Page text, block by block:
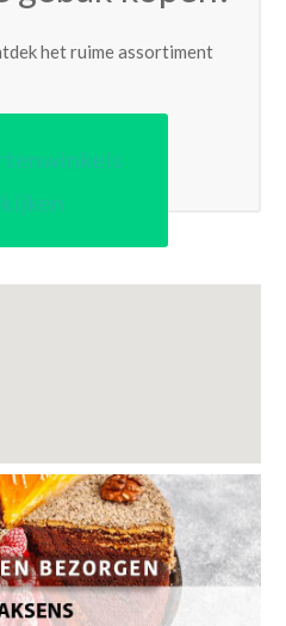
het ruime assortiment